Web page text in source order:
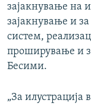
зајакнување на
зајакнување и
систем,
проширување и
Бесими.
„За илустрација